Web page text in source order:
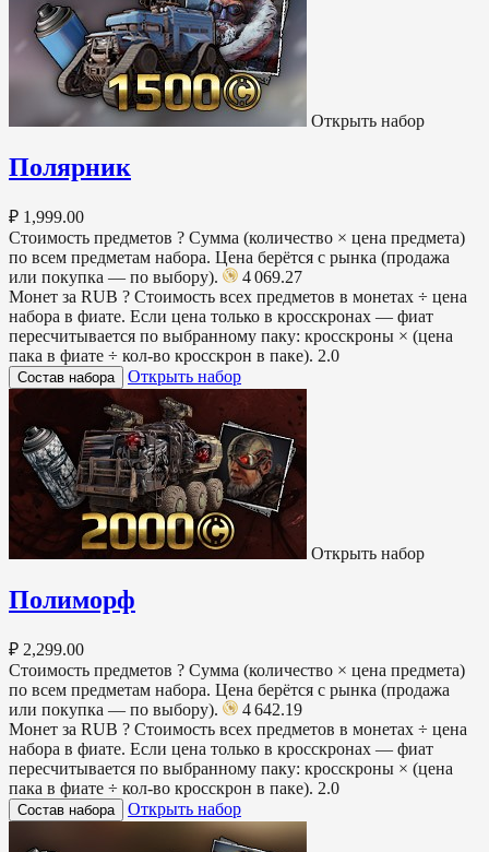
Открыть набор
Полярник
₽ 1,999.00
Стоимость предметов ? Сумма (количество × цена предмета)
по всем предметам набора. Цена берётся с рынка (продажа
или покупка — по выбору).
4 069.27
Монет за RUB ? Стоимость всех предметов в монетах ÷ цена
набора в фиате. Если цена только в кросскронах — фиат
пересчитывается по выбранному паку: кросскроны × (цена
пака в фиате ÷ кол-во кросскрон в паке). 2.0
Состав набора Открыть набор
Открыть набор
Полиморф
₽ 2,299.00
Стоимость предметов ? Сумма (количество × цена предмета)
по всем предметам набора. Цена берётся с рынка (продажа
или покупка — по выбору).
4 642.19
Монет за RUB ? Стоимость всех предметов в монетах ÷ цена
набора в фиате. Если цена только в кросскронах — фиат
пересчитывается по выбранному паку: кросскроны × (цена
пака в фиате ÷ кол-во кросскрон в паке). 2.0
Состав набора Открыть набор